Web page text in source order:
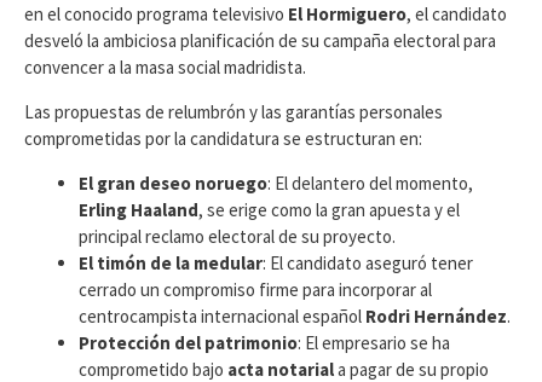
en el conocido programa televisivo El Hormiguero, el candidato
desveló la ambiciosa planificación de su campaña electoral para
convencer a la masa social madridista.
​Las propuestas de relumbrón y las garantías personales
comprometidas por la candidatura se estructuran en:
El gran deseo noruego: El delantero del momento,
Erling Haaland, se erige como la gran apuesta y el
principal reclamo electoral de su proyecto.
El timón de la medular: El candidato aseguró tener
cerrado un compromiso firme para incorporar al
centrocampista internacional español Rodri Hernández.
Protección del patrimonio: El empresario se ha
comprometido bajo acta notariala pagar de su propio